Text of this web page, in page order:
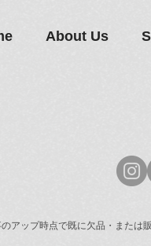
About Us
アップ時点で既に欠品・または